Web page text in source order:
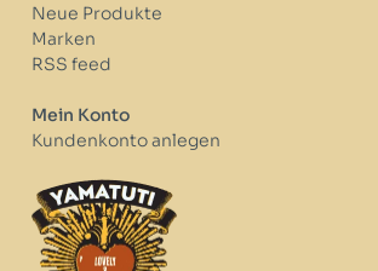
Neue Produkte
Marken
RSS feed
Mein Konto
Kundenkonto anlegen